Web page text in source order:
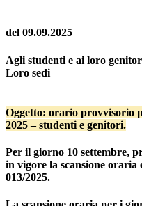
del 09.09.2025
Agli studenti e ai loro
Loro sedi
Oggetto: orario provvisorio
2025 – studenti e genitori.
Per il giorno 10 settembre,
in vigore la scansione oraria
013/2025.